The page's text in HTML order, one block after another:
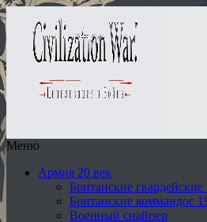
Меню
Армия 20 век
Британские
Британские коммандос
Военный снайпер